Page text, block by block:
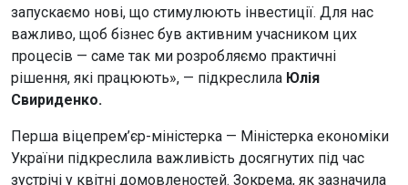
запускаємо нові, що стимулюють інвестиції. Для нас
важливо, щоб бізнес був активним учасником цих
процесів — саме так ми розробляємо практичні
рішення, які працюють», — підкреслила Юлія
Свириденко.
Перша віцепрем’єр-міністерка — Міністерка економіки
України підкреслила важливість досягнутих під час
зустрічі у квітні домовленостей. Зокрема, як зазначила